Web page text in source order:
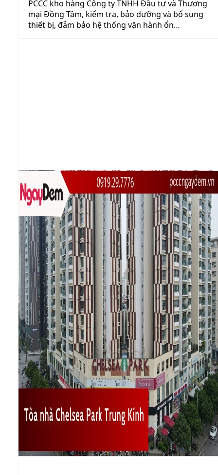
PCCC kho hàng Công ty TNHH Đầu tư và Thương
mại Đồng Tâm, kiểm tra, bảo dưỡng và bổ sung
thiết bị, đảm bảo hệ thống vận hành ổn…